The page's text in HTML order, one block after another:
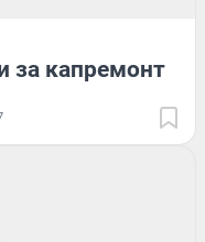
за капремонт